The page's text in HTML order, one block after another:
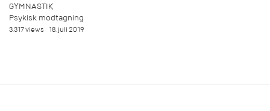
GYMNASTIK
Psykisk modtagning
3.317 views 18. juli 2019